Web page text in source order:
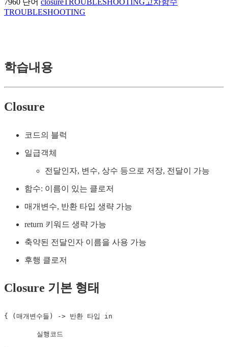
7960 단어 closureTROUBLESHOOTING고차함수
TROUBLESHOOTING
학습내용
Closure
코드의 블럭
일급객체
전달인자, 변수, 상수 등으로 저장, 전달이 가능
함수: 이름이 있는 클로저
매개변수, 반환 타입 생략 가능
return 키워드 생략 가능
축약된 전달인자 이름을 사용 가능
후행 클로저
Closure 기본 형태
{ (매개변수들 ) -> 반환 타입 in